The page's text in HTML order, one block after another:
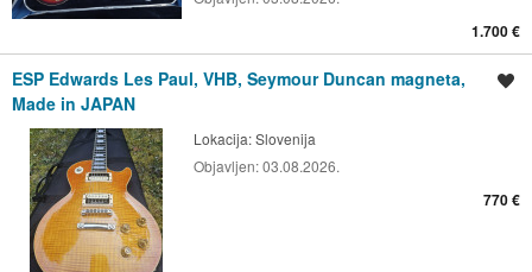
1.700 €
ESP Edwards Les Paul, VHB, Seymour Duncan magneta,
Made in JAPAN
Lokacija:Slovenija
Objavljen:03.08.2026.
770 €